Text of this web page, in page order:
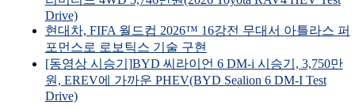
Drive)
현대차, FIFA 월드컵 2026™ 16강전 무대서 아틀라스 퍼
포먼스로 로보틱스 기술 구현
[동영상 시승기]BYD 씨라이언 6 DM-i 시승기, 3,750만
원, EREV에 가까운 PHEV(BYD Sealion 6 DM-I Test
Drive)